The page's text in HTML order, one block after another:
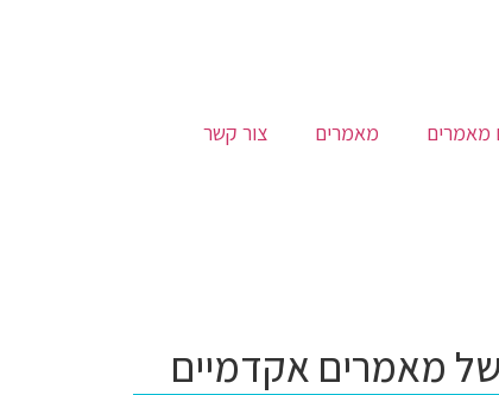
מאמרים מאמרים צור קשר
של מאמרים אקדמיים